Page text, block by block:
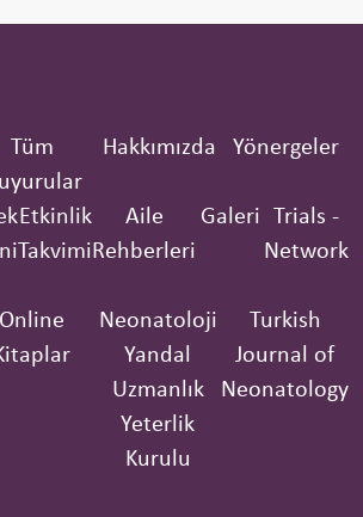
Tüm
Hakkımızda Yönergeler
Etkinlik
Takvimi
Aile
Rehberleri
Galeri
Trials -
Network
Online
Neonatoloji
Yandal
Uzmanlık
Yeterlik
Kurulu
Turkish
Journal of
Neonatology